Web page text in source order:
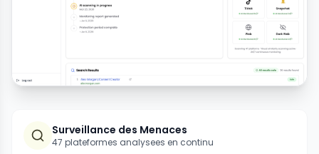
Surveillance des Menaces
47 plateformes analysees en continu